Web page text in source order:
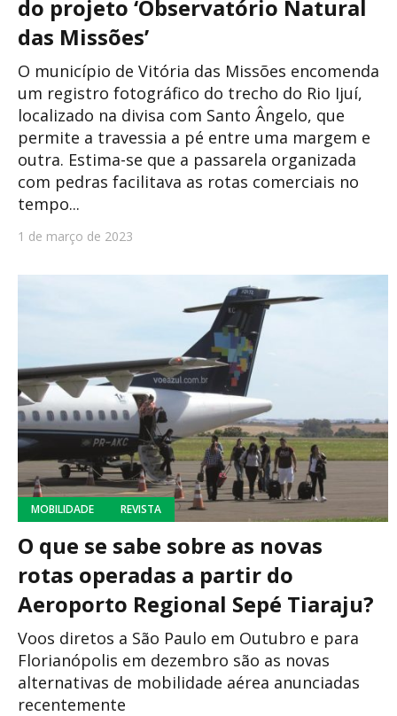
do projeto ‘Observatório Natural
das Missões’
O município de Vitória das Missões encomenda
um registro fotográfico do trecho do Rio Ijuí,
localizado na divisa com Santo Ângelo, que
permite a travessia a pé entre uma margem e
outra. Estima-se que a passarela organizada
com pedras facilitava as rotas comerciais no
tempo...
1 de março de 2023
MOBILIDADE REVISTA
O que se sabe sobre as novas
rotas operadas a partir do
Aeroporto Regional Sepé Tiaraju?
Voos diretos a São Paulo em Outubro e para
Florianópolis em dezembro são as novas
alternativas de mobilidade aérea anunciadas
recentemente